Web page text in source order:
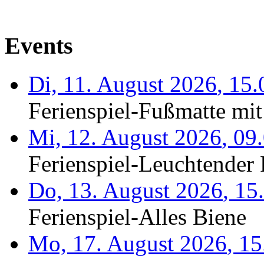
Events
Di, 11. August 2026,
Ferienspiel-Fußmatte
Mi, 12. August 2026,
Ferienspiel-Leuchtender
Do, 13. August 2026,
Ferienspiel-Alles Biene
Mo, 17. August 2026,